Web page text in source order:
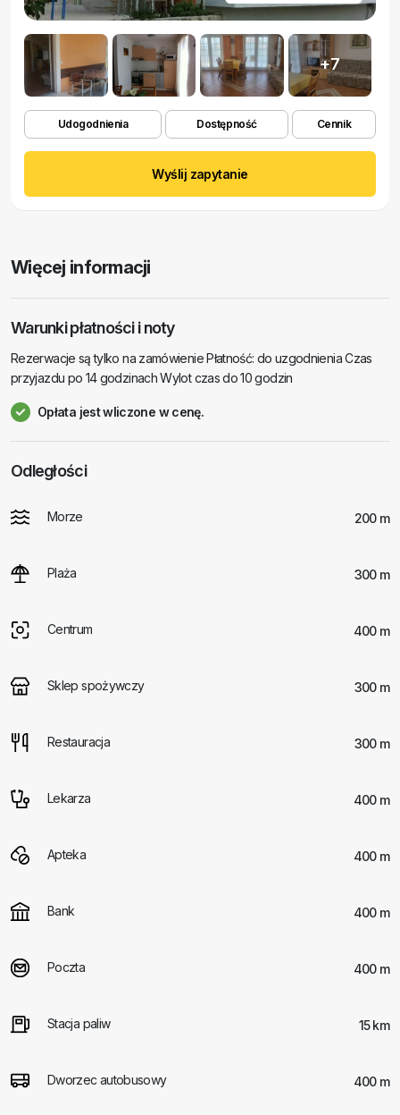
+7
Udogodnienia Dostępność Cennik
Wyślij zapytanie
Więcej informacji
Warunki płatności i noty
Rezerwacje są tylko na zamówienie Płatność: do uzgodnienia Czas
przyjazdu po 14 godzinach Wylot czas do 10 godzin
Opłata jest wliczone w cenę.
Odległości
Morze 200 m
Plaża 300 m
Centrum 400 m
Sklep spożywczy 300 m
Restauracja 300 m
Lekarza 400 m
Apteka 400 m
Bank 400 m
Poczta 400 m
Stacja paliw 15 km
Dworzec autobusowy 400 m